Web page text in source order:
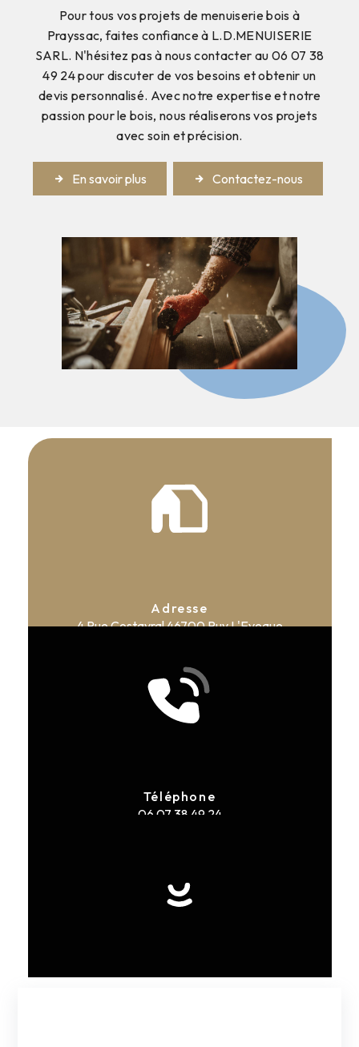
Pour tous vos projets de menuiserie bois à
Prayssac, faites confiance à L.D.MENUISERIE
SARL. N'hésitez pas à nous contacter au 06 07 38
49 24 pour discuter de vos besoins et obtenir un
devis personnalisé. Avec notre expertise et notre
passion pour le bois, nous réaliserons vos projets
avec soin et précision.
En savoir plus Contactez-nous
Adresse
4 Rue Costayral46700 Puy L'Eveque
Téléphone
06 07 38 49 24